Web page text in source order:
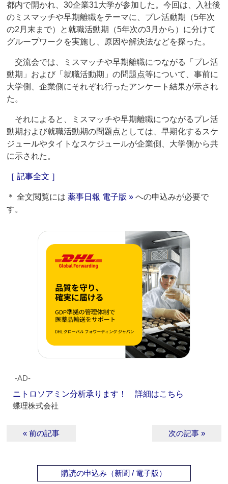
都内で開かれ、30企業31大学が参加した。今回は、入社後
のミスマッチや早期離職をテーマに、プレ活動期（5年次
の2月末まで）と就職活動期（5年次の3月から）に分けて
グループワークを実施し、原因や解決法などを探った。
交流会では、ミスマッチや早期離職につながる「プレ活
動期」および「就職活動期」の問題点等について、事前に
大学側、企業側にそれぞれ行ったアンケート結果が示され
た。
それによると、ミスマッチや早期離職につながるプレ活
動期および就職活動期の問題点としては、早期化するスケ
ジュールやタイトなスケジュールが企業側、大学側から共
に示された。
［ 記事全文 ］
＊ 全文閲覧には薬事日報 電子版 » への申込みが必要で
す。
‐AD‐
ニトロソアミン分析承ります！ 詳細はこちら
蝶理株式会社
« 前の記事 次の記事 »
購読の申込み（新聞 / 電子版）